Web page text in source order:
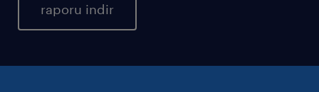
raporu indir